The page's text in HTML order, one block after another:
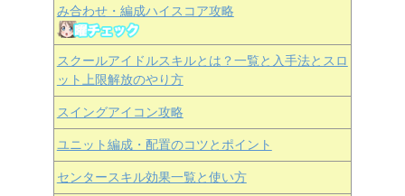
み合わせ・編成ハイスコア攻略
スクールアイドルスキルとは？一覧と入手法とスロ
ット上限解放のやり方
スイングアイコン攻略
ユニット編成・配置のコツとポイント
センタースキル効果一覧と使い方